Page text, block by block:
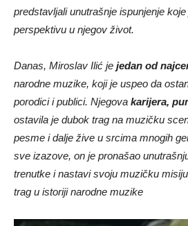
predstavljali unutrašnje ispunjenje
perspektivu u njegov život.
Danas, Miroslav Ilić je jedan od
narodne muzike, koji je uspeo da
porodici i publici. Njegova karijera,
ostavila je dubok trag na muzičku
pesme i dalje žive u srcima mnogih
sve izazove, on je pronašao
trenutke i nastavi svoju muzičku
trag u istoriji narodne muzike